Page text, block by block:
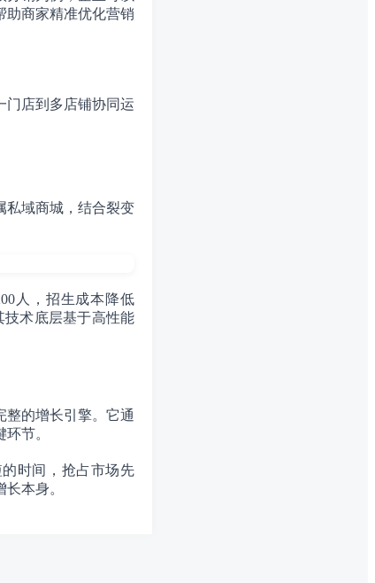
助商家精准优化营销
门店到多店铺协同运
私域商城，结合裂变
人，招生成本降低
技术底层基于高性能
整的增长引擎。它通
节。
时间，抢占市场先
本身。